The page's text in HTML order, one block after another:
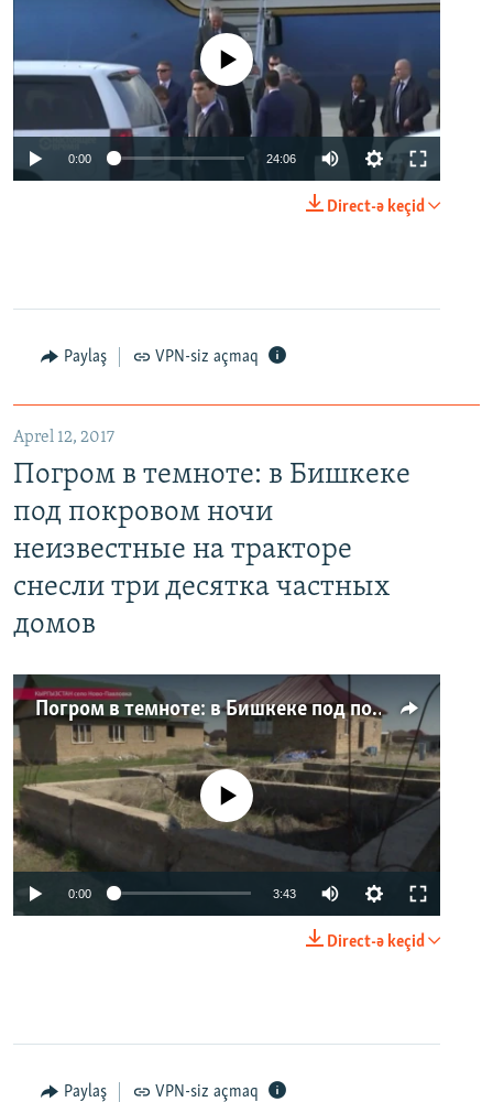
No media source currently available
0:00 24:06
Direct-ə keçid
Paylaş VPN-siz açmaq
Aprel 12, 2017
Погром в темноте: в Бишкеке
под покровом ночи
неизвестные на тракторе
снесли три десятка частных
домов
Погром в темноте: в Бишкеке под покровом ночи неизвестные на тракторе снесли три десятка частных домов
No media source currently available
0:00 3:43
Direct-ə keçid
Paylaş VPN-siz açmaq